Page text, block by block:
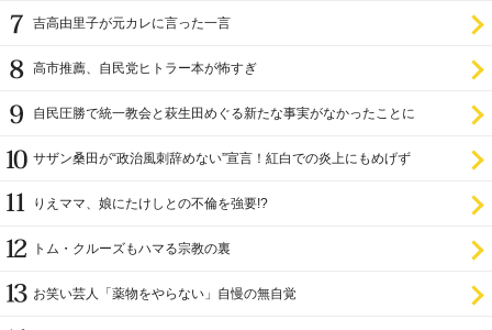
吉高由里子が元カレに言った一言
高市推薦、自民党ヒトラー本が怖すぎ
自民圧勝で統一教会と萩生田めぐる新たな事実がなかったことに
サザン桑田が“政治風刺辞めない”宣言！紅白での炎上にもめげず
りえママ、娘にたけしとの不倫を強要!?
トム・クルーズもハマる宗教の裏
お笑い芸人「薬物をやらない」自慢の無自覚